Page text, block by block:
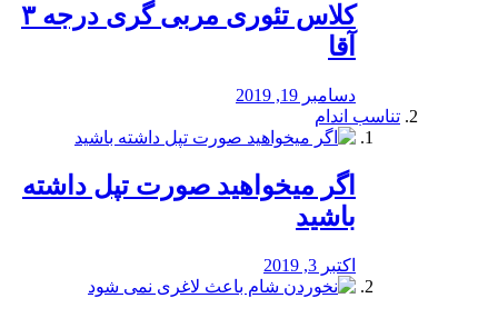
کلاس تئوری مربی گری درجه ۳
آقا
دسامبر 19, 2019
تناسب اندام
اگر میخواهید صورت تپل داشته
باشید
اکتبر 3, 2019